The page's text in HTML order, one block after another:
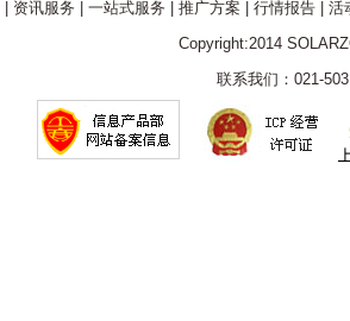
| 资讯服务 | 一站式服务 | 推广方案 | 行情报告| 活
Copyright:2014
联系我们：021-